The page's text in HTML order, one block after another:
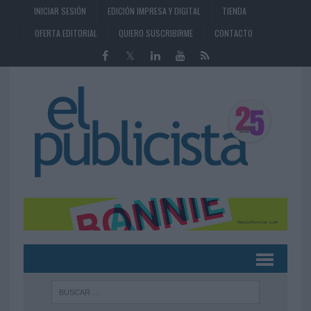
INICIAR SESIÓN EDICIÓN IMPRESA Y DIGITAL
TIENDA
OFERTA EDITORIAL
QUIERO SUSCRIBIRME CONTACTO